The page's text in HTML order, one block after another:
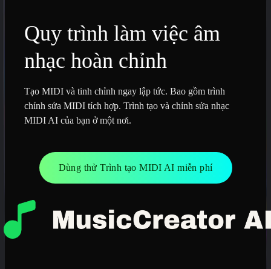
Quy trình làm việc âm
nhạc hoàn chỉnh
Tạo MIDI và tinh chỉnh ngay lập tức. Bao gồm trình
chỉnh sửa MIDI tích hợp. Trình tạo và chỉnh sửa nhạc
MIDI AI của bạn ở một nơi.
Dùng thử Trình tạo MIDI AI miễn phí